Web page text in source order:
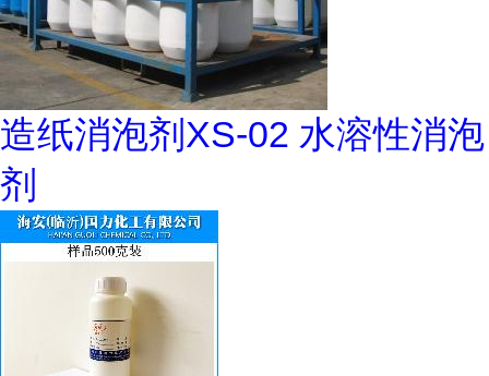
造纸消泡剂XS-02 水溶性消泡
剂